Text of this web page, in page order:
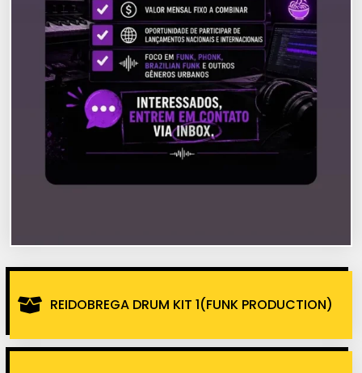
REIDOBREGA DRUM KIT 1(FUNK PRODUCTION)